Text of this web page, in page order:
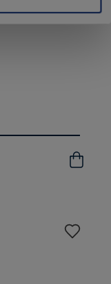
Acquista
Aggiungi